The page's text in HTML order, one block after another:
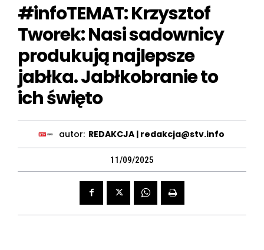
#infoTEMAT: Krzysztof
Tworek: Nasi sadownicy
produkują najlepsze
jabłka. Jabłkobranie to
ich święto
autor: REDAKCJA | redakcja@stv.info
11/09/2025